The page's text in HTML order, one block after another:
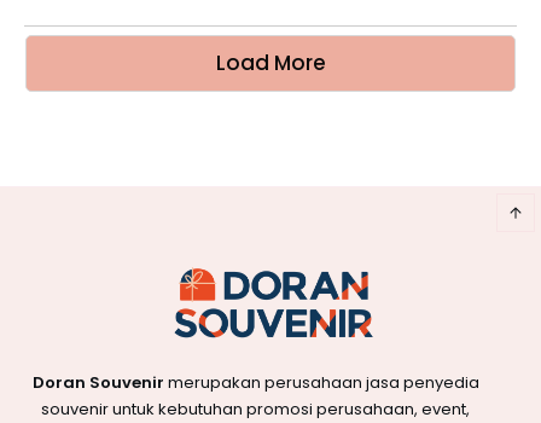
Load More
Doran Souvenir merupakan perusahaan jasa penyedia
souvenir untuk kebutuhan promosi perusahaan, event,